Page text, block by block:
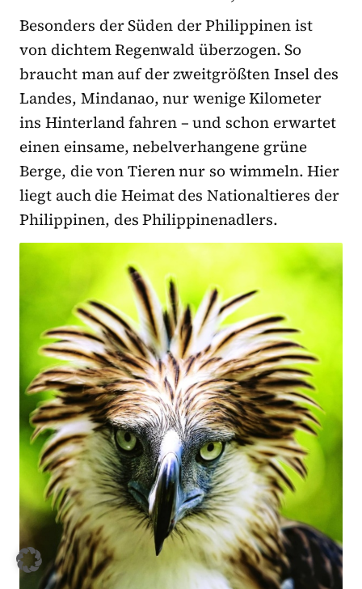
Besonders der Süden der Philippinen ist
von dichtem Regenwald überzogen. So
braucht man auf der zweitgrößten Insel des
Landes, Mindanao, nur wenige Kilometer
ins Hinterland fahren – und schon erwartet
einen einsame, nebelverhangene grüne
Berge, die von Tieren nur so wimmeln. Hier
liegt auch die Heimat des Nationaltieres der
Philippinen, des Philippinenadlers.